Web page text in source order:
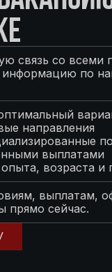
связь со всеми
информацию по
направления
выплатами
возраста и
выплатам,
прямо сейчас.